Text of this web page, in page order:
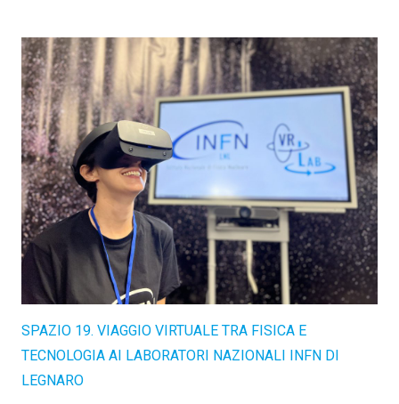
SPAZIO 19. VIAGGIO VIRTUALE TRA FISICA E
TECNOLOGIA AI LABORATORI NAZIONALI INFN DI
LEGNARO